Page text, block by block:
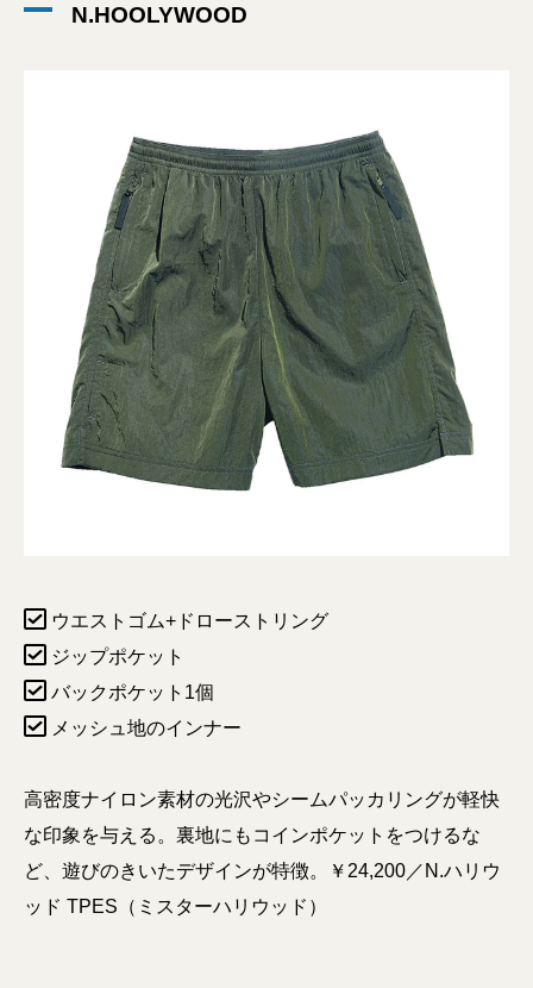
N.HOOLYWOOD
ウエストゴム+ドローストリング
ジップポケット
バックポケット1個
メッシュ地のインナー
高密度ナイロン素材の光沢やシームパッカリングが軽快
な印象を与える。裏地にもコインポケットをつけるな
ど、遊びのきいたデザインが特徴。￥24,200／N.ハリウ
ッド TPES（ミスターハリウッド）